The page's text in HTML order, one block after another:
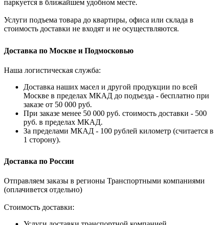
паркуется в ближайшем удобном месте.
Услуги подъема товара до квартиры, офиса или склада в
стоимость доставки не входят и не осуществляются.
Доставка по Москве и Подмосковью
Наша логистическая служба:
Доставка наших масел и другой продукции по всей
Москве в пределах МКАД до подъезда - бесплатно при
заказе от 50 000 руб.
При заказе менее 50 000 руб. стоимость доставки - 500
руб. в пределах МКАД.
За пределами МКАД - 100 рублей километр (считается в
1 сторону).
Доставка по России
Отправляем заказы в регионы Транспортными компаниями
(оплачивется отдельно)
Стоимость доставки: